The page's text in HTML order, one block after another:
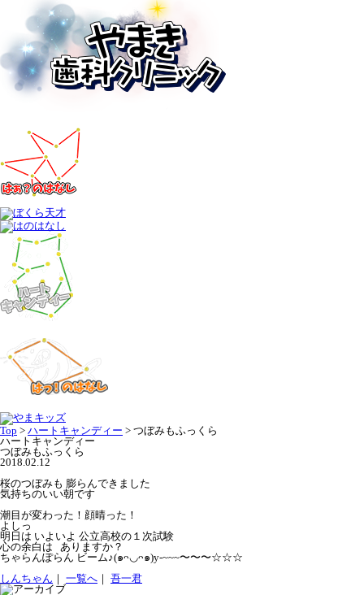
Top > ハートキャンディー > つぼみもふっくら
ハートキャンディー
つぼみもふっくら
2018.02.12
桜のつぼみも 膨らんできました
気持ちのいい朝です
潮目が変わった！顔晴った！
よしっ
明日は いよいよ 公立高校の１次試験
心の余白は ありますか？
ちゃらんぽらん ビーム♪(๑ᴖ◡ᴖ๑)y-~~~〜〜〜☆☆☆
しんちゃん ｜ 一覧へ ｜ 吾一君